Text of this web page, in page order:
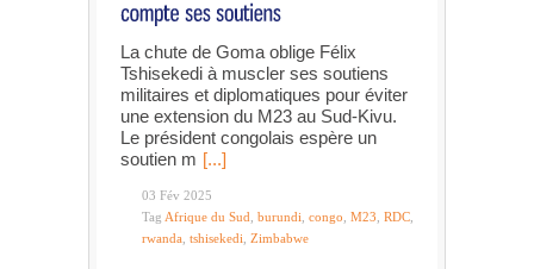
La chute de Goma oblige Félix
Tshisekedi à muscler ses soutiens
militaires et diplomatiques pour éviter
une extension du M23 au Sud-Kivu.
Le président congolais espère un
soutien m [...]
03 Fév 2025
Tag Afrique du Sud burundi congo M23 RDC
rwanda tshisekedi Zimbabwe